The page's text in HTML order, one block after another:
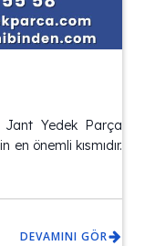
Yedek Parça
önemli kısmıdır.
DEVAMINI GÖR